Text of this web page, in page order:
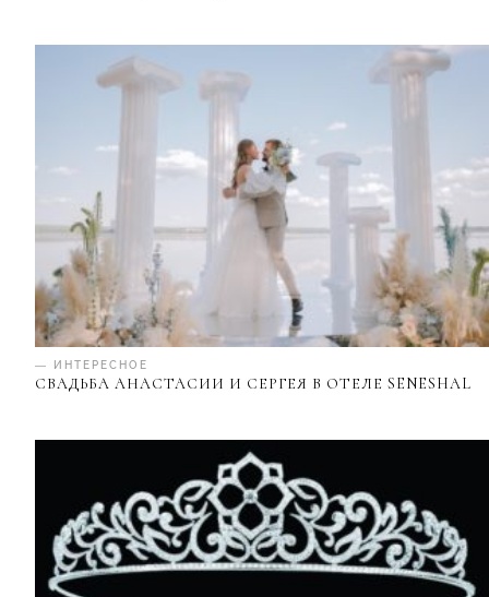
— ИНТЕРЕСНОЕ
СВАДЬБА АНАСТАСИИ И СЕРГЕЯ В ОТЕЛЕ SENESHAL